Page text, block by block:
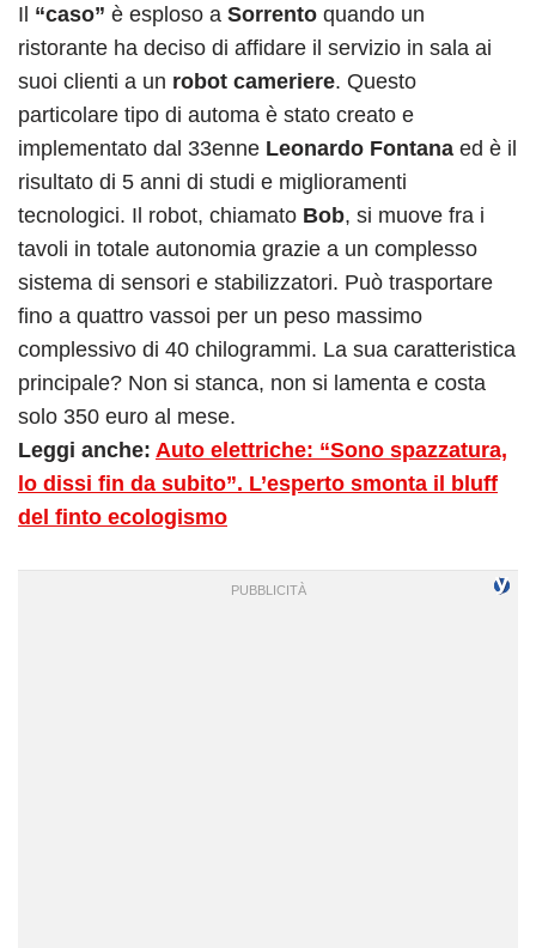
Il “caso” è esploso a Sorrento quando un
ristorante ha deciso di affidare il servizio in sala ai
suoi clienti a un robot cameriere. Questo
particolare tipo di automa è stato creato e
implementato dal 33enne Leonardo Fontana ed è il
risultato di 5 anni di studi e miglioramenti
tecnologici. Il robot, chiamato Bob, si muove fra i
tavoli in totale autonomia grazie a un complesso
sistema di sensori e stabilizzatori. Può trasportare
fino a quattro vassoi per un peso massimo
complessivo di 40 chilogrammi. La sua caratteristica
principale? Non si stanca, non si lamenta e costa
solo 350 euro al mese.
Leggi anche: Auto elettriche: “Sono spazzatura,
lo dissi fin da subito”. L’esperto smonta il bluff
del finto ecologismo